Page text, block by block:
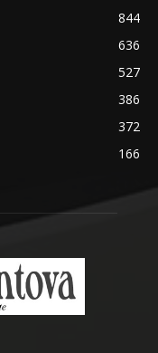
844
636
527
386
372
166